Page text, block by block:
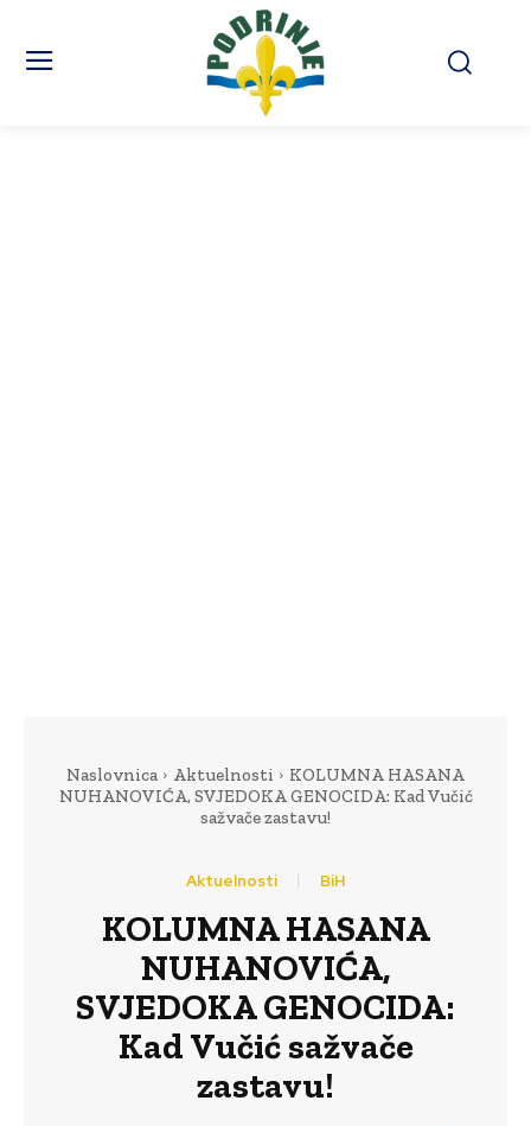
Naslovnica Aktuelnosti
KOLUMNA HASANA
NUHANOVIĆA, SVJEDOKA GENOCIDA: Kad Vučić
sažvače zastavu!
Aktuelnosti BiH
KOLUMNA HASANA
NUHANOVIĆA,
SVJEDOKA GENOCIDA:
Kad Vučić sažvače
zastavu!